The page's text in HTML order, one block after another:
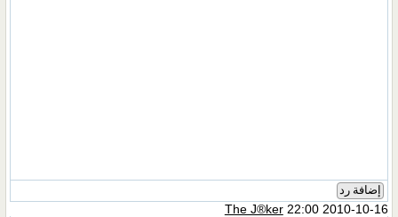
إضافة رد
The J®ker22:00 2010-10-16